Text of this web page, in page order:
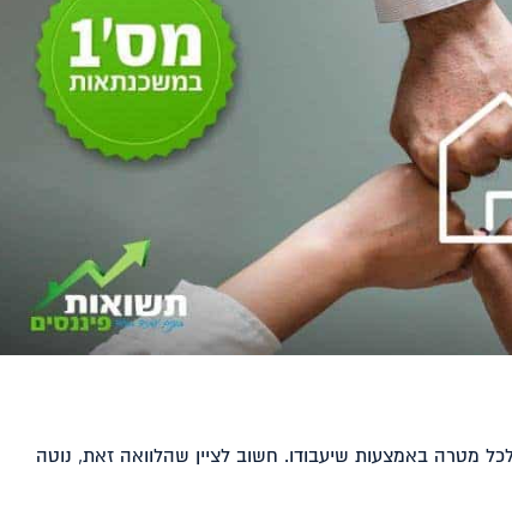
מטרה באמצעות שיעבודו. חשוב לציין שהלוואה זאת, נוטה